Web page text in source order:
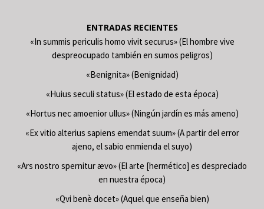
ENTRADAS RECIENTES
«In summis periculis homo vivit securus» (El hombre vive
despreocupado también en sumos peligros)
«Benignita» (Benignidad)
«Huius seculi status» (El estado de esta época)
«Hortus nec amoenior ullus» (Ningún jardín es más ameno)
«Ex vitio alterius sapiens emendat suum» (A partir del error
ajeno, el sabio enmienda el suyo)
«Ars nostro spernitur ævo» (El arte [hermético] es despreciado
en nuestra época)
«Qvi benè docet» (Aquel que enseña bien)